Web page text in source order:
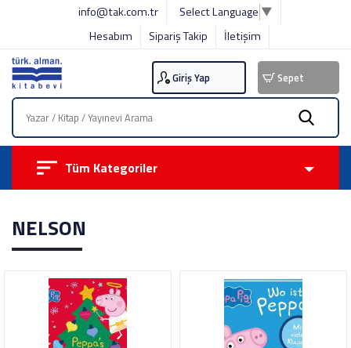
info@tak.com.tr Select Language ▼
Hesabım
Sipariş Takip İletişim
Giriş Yap Sepet
Tüm Kategoriler
NELSON